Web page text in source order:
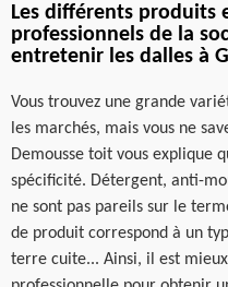
Les différents produits
professionnels de la
entretenir les dalles à
Vous trouvez une grande
les marchés, mais vous ne
Demousse toit vous explique
spécificité. Détergent, anti-
ne sont pas pareils sur le
de produit correspond à un
terre cuite... Ainsi, il est